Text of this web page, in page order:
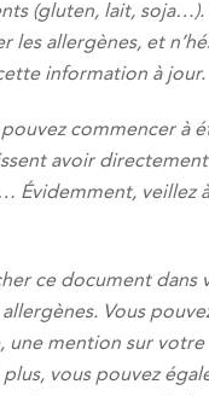
(gluten, lait,
allergènes, et
information à jour.
commencer
avoir
Évidemment,
ce document
Vous
une mention sur
vous pouvez